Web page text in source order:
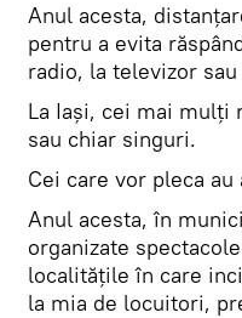
Anul acesta,
pentru a evita
radio, la televizor
La Iași, cei mai mulți
sau chiar singuri.
Cei care vor pleca
Anul acesta, în
organizate
localitățile în care
la mia de locuitori,